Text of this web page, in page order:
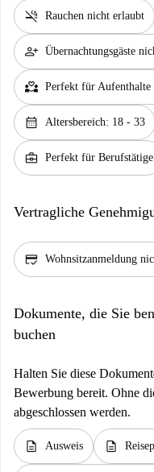
smoke_free Rauchen nicht erlaubt
person_add Übernachtungsgäste
partner_heart Perfekt für Aufenthalte
calendar_month Altersbereich: 18 - 33
business_center Perfekt für Berufstätige
Vertragliche
credit_score Wohnsitzanmeldung
Dokumente, die Sie
buchen
Halten Sie diese
Bewerbung bereit. Ohne
abgeschlossen werden.
description Ausweis description